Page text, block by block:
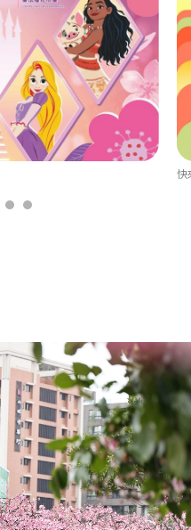
快